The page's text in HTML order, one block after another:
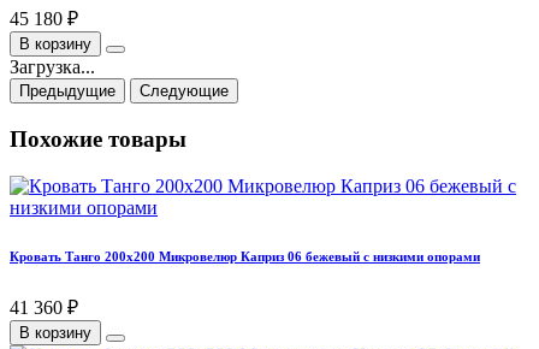
45 180 ₽
В корзину
Загрузка...
Предыдущие Следующие
Похожие товары
Кровать Танго 200х200 Микровелюр Каприз 06 бежевый с низкими опорами
41 360 ₽
В корзину